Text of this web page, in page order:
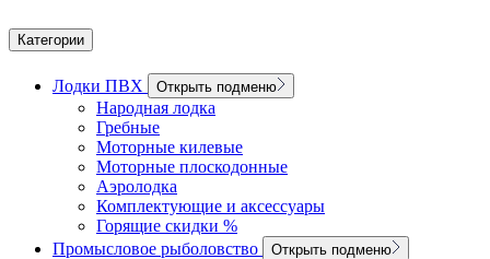
Категории
Лодки ПВХ Открыть подменю
Народная лодка
Гребные
Моторные килевые
Моторные плоскодонные
Аэролодка
Комплектующие и аксессуары
Горящие скидки %
Промысловое рыболовство
Открыть подменю